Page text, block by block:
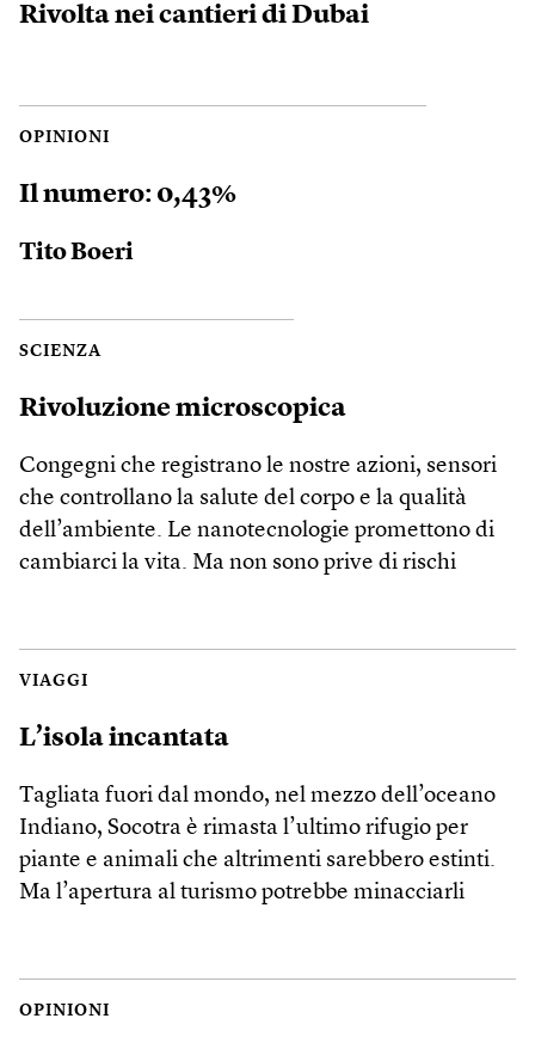
Rivolta nei cantieri di Dubai
OPINIONI
Il numero: 0,43%
Tito Boeri
SCIENZA
Rivoluzione microscopica
Congegni che registrano le nostre azioni, sensori
che controllano la salute del corpo e la qualità
dell’ambiente. Le nanotecnologie promettono di
cambiarci la vita. Ma non sono prive di rischi
VIAGGI
L’isola incantata
Tagliata fuori dal mondo, nel mezzo dell’oceano
Indiano, Socotra è rimasta l’ultimo rifugio per
piante e animali che altrimenti sarebbero estinti.
Ma l’apertura al turismo potrebbe minacciarli
OPINIONI